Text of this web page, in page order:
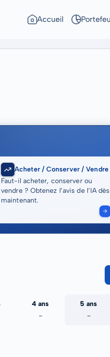
Accueil
Acheter / Conserver / Vendre
Faut-il acheter, conserver ou
vendre ? Obtenez l’avis de l’IA dès
maintenant.
4 ans
-
5 ans
-